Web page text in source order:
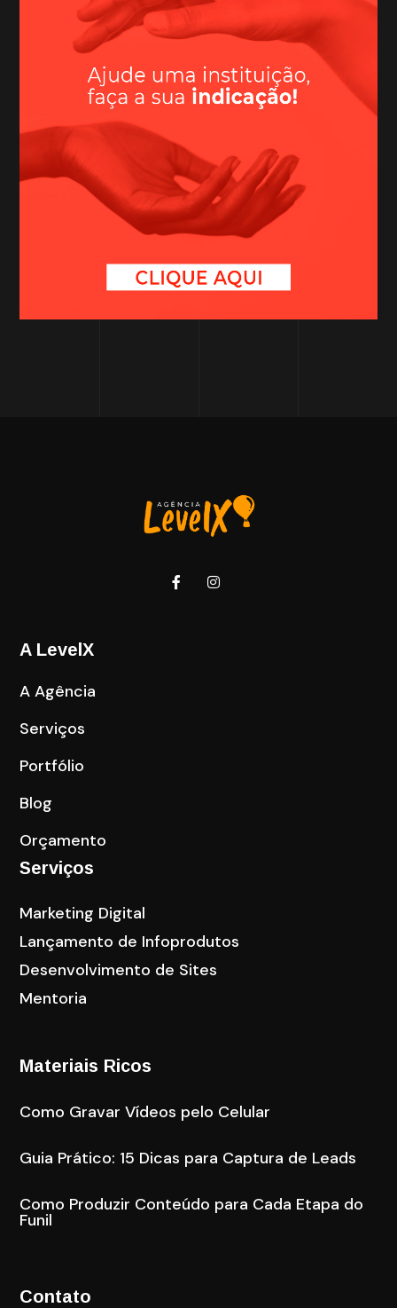
A LevelX
A Agência
Serviços
Portfólio
Blog
Orçamento
Serviços
Marketing Digital
Lançamento de Infoprodutos
Desenvolvimento de Sites
Mentoria
Materiais Ricos
Como Gravar Vídeos pelo Celular
Guia Prático: 15 Dicas para Captura de Leads
Como Produzir Conteúdo para Cada Etapa do
Funil
Contato